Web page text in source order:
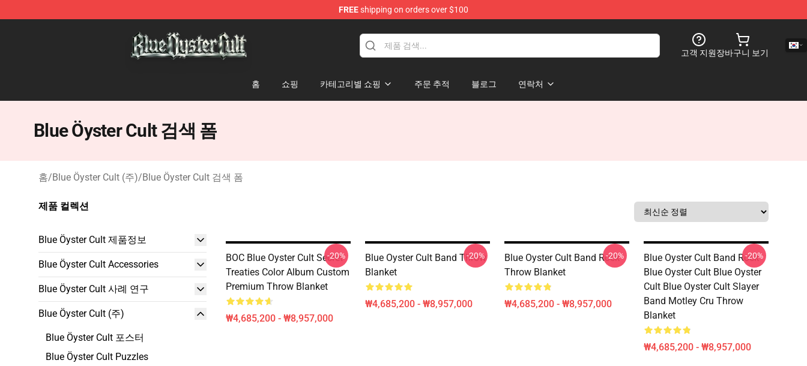
FREEshipping on orders over $100
고객 지원장바구니 보기
홈 쇼핑 카테고리별 쇼핑 주문 추적 블로그 연락처
Blue Öyster Cult 검색 폼
홈/Blue Öyster Cult (주)/Blue Öyster Cult 검색 폼
제품 컬렉션
Blue Öyster Cult 제품정보
Blue Öyster Cult Accessories
Blue Öyster Cult 사례 연구
Blue Öyster Cult (주)
Blue Öyster Cult 포스터
Blue Öyster Cult Puzzles
BOC Blue Oyster Cult Secret
Treaties Color Album Custom
Premium Throw Blanket
₩4,685,200 - ₩8,957,000
-20%
Blue Oyster Cult Band Throw
Blanket
₩4,685,200 - ₩8,957,000
-20%
Blue Oyster Cult Band Rock
Throw Blanket
₩4,685,200 - ₩8,957,000
-20%
Blue Oyster Cult Band Rock
Blue Oyster Cult Blue Oyster
Cult Blue Oyster Cult Slayer
Band Motley Cru Throw
Blanket
₩4,685,200 - ₩8,957,000
-20%